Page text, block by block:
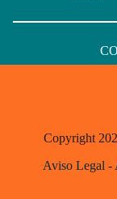
Copyright
Aviso Legal -